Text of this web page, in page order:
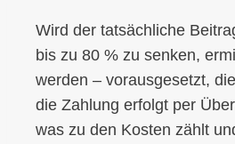
Wird der tatsächliche
bis zu 80 % zu senken,
werden – vorausgesetzt,
die Zahlung erfolgt per
was zu den Kosten zählt